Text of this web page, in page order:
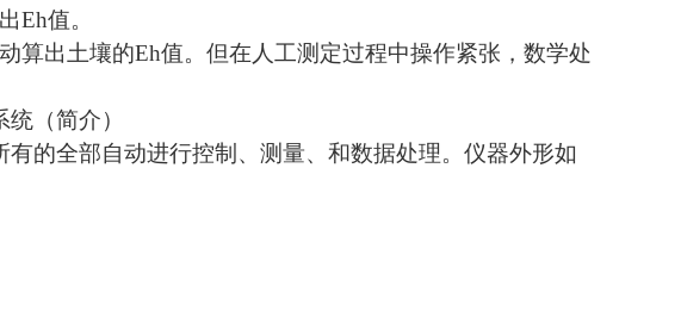
Eh值。
算出土壤的Eh值。但在人工测定过程中操作紧张，数学处
（简介）
的全部自动进行控制、测量、和数据处理。仪器外形如